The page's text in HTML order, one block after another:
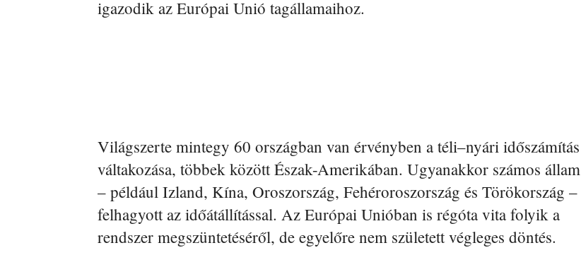
igazodik az Európai Unió tagállamaihoz.
Világszerte mintegy 60 országban van érvényben a téli–nyári időszámítás
váltakozása, többek között Észak-Amerikában. Ugyanakkor számos állam
– például Izland, Kína, Oroszország, Fehéroroszország és Törökország –
felhagyott az időátállítással. Az Európai Unióban is régóta vita folyik a
rendszer megszüntetéséről, de egyelőre nem született végleges döntés.